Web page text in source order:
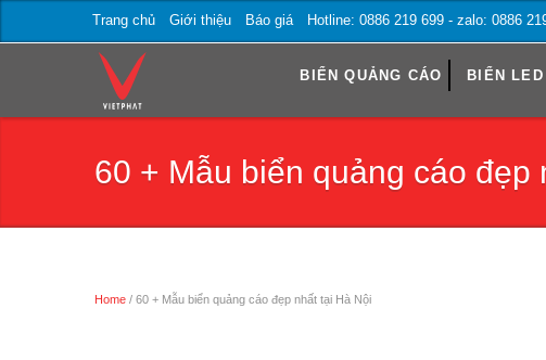
Trang chủ Giới thiệu Báo giá Hotline: 0886 219 699 - zalo: 0886
BIỂN QUẢNG CÁO BIỂN
60 + Mẫu biển quảng cáo đẹp
Home / 60 + Mẫu biển quảng cáo đẹp nhất tại Hà Nội